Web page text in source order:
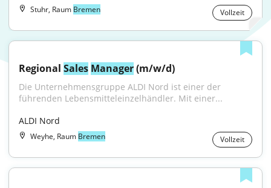
Stuhr, Raum Bremen Vollzeit
Regional Sales Manager (m/w/d)
Die Unternehmensgruppe ALDI Nord ist einer der
führenden Lebensmitteleinzelhändler. Mit einer...
ALDI Nord
Weyhe, Raum Bremen Vollzeit